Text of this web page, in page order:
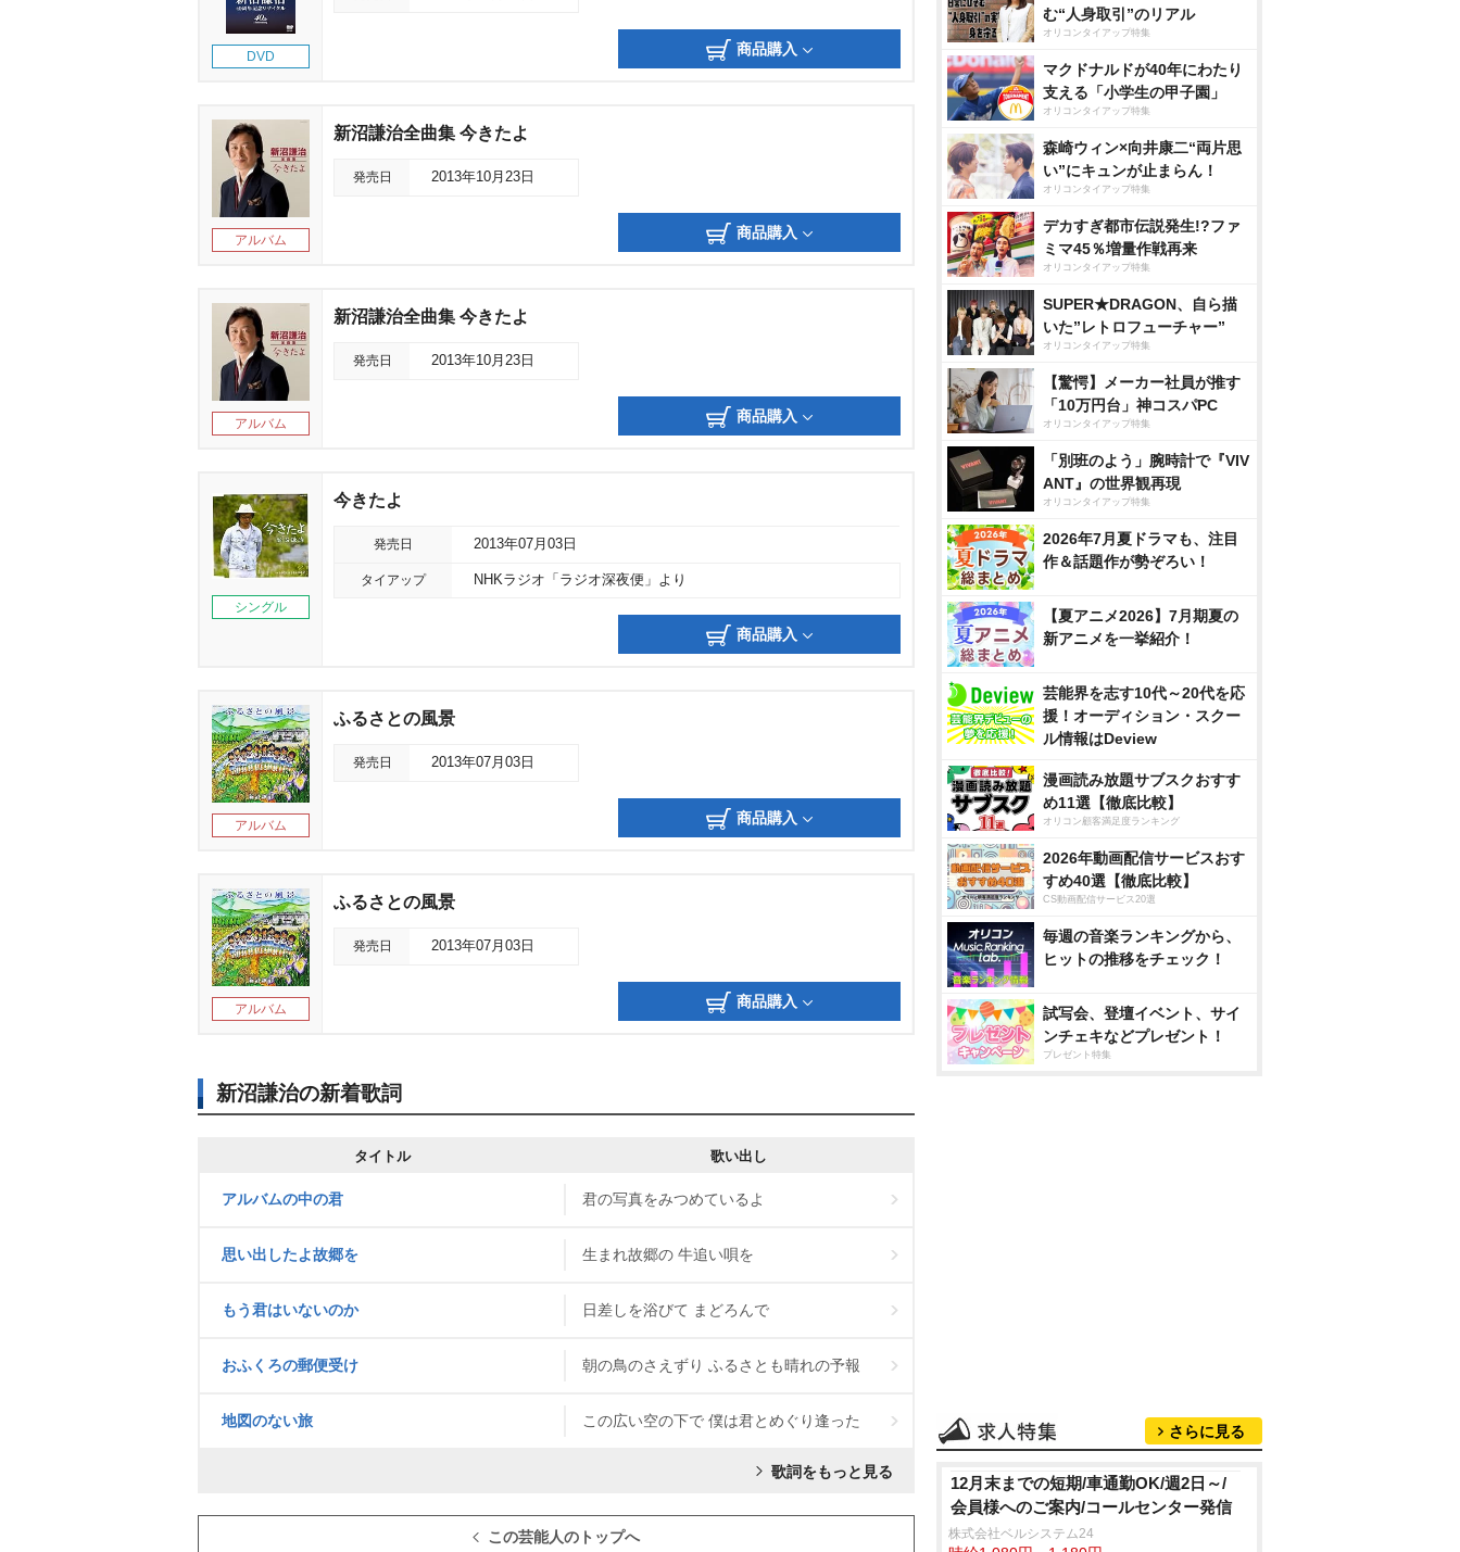
DVD 商品購入
アルバム
新沼謙治全曲集 今きたよ
発売日 2013年10月23日
商品購入
アルバム
新沼謙治全曲集 今きたよ
発売日 2013年10月23日
商品購入
シングル
今きたよ
発売日 2013年07月03日
タイアップ NHKラジオ「ラジオ深夜便」より
商品購入
アルバム
ふるさとの風景
発売日 2013年07月03日
商品購入
アルバム
ふるさとの風景
発売日 2013年07月03日
商品購入
新沼謙治の新着歌詞
タイトル 歌い出し
アルバムの中の君 君の写真をみつめているよ
思い出したよ故郷を 生まれ故郷の 牛追い唄を
もう君はいないのか 日差しを浴びて まどろんで
おふくろの郵便受け 朝の鳥のさえずり ふるさとも晴れの予報
地図のない旅 この広い空の下で 僕は君とめぐり逢った
歌詞をもっと見る
この芸能人のトップへ
む“人身取引”のリアル
オリコンタイアップ特集
マクドナルドが40年にわたり
支える「小学生の甲子園」
オリコンタイアップ特集
森崎ウィン×向井康二“両片思
い”にキュンが止まらん！
オリコンタイアップ特集
デカすぎ都市伝説発生!?ファ
ミマ45％増量作戦再来
オリコンタイアップ特集
SUPER★DRAGON、自ら描
いた”レトロフューチャー”
オリコンタイアップ特集
【驚愕】メーカー社員が推す
「10万円台」神コスパPC
オリコンタイアップ特集
「別班のよう」腕時計で『VIV
ANT』の世界観再現
オリコンタイアップ特集
2026年7月夏ドラマも、注目
作＆話題作が勢ぞろい！
【夏アニメ2026】7月期夏の
新アニメを一挙紹介！
芸能界を志す10代～20代を応
援！オーディション・スクー
ル情報はDeview
漫画読み放題サブスクおすす
め11選【徹底比較】
オリコン顧客満足度ランキング
2026年動画配信サービスおす
すめ40選【徹底比較】
CS動画配信サービス20選
毎週の音楽ランキングから、
ヒットの推移をチェック！
試写会、登壇イベント、サイ
ンチェキなどプレゼント！
プレゼント特集
さらに見る
12月末までの短期/車通勤OK/週2日～/
会員様へのご案内/コールセンター発信
株式会社ベルシステム24